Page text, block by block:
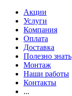
Акции
Услуги
Компания
Оплата
Доставка
Полезно знать
Монтаж
Наши работы
Контакты
...